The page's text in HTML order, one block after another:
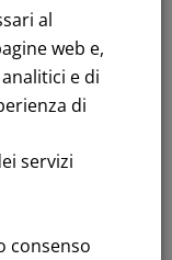
versato
al
web e,
e di
di
servizi
consenso